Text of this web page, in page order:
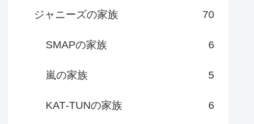
ジャニーズの家族 70
SMAPの家族 6
嵐の家族 5
KAT‐TUNの家族 6